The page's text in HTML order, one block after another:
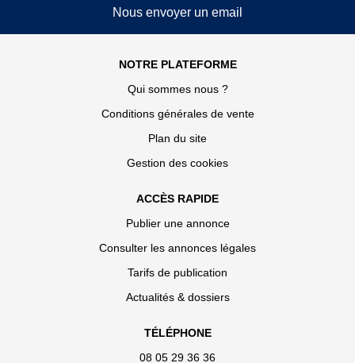
Nous envoyer un email
NOTRE PLATEFORME
Qui sommes nous ?
Conditions générales de vente
Plan du site
Gestion des cookies
ACCÈS RAPIDE
Publier une annonce
Consulter les annonces légales
Tarifs de publication
Actualités & dossiers
TÉLÉPHONE
08 05 29 36 36